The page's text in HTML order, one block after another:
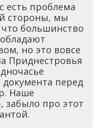
есть проблема
стороны, мы
большинство
но это вовсе
Приднестровья
перед
Наше
забыло про этот